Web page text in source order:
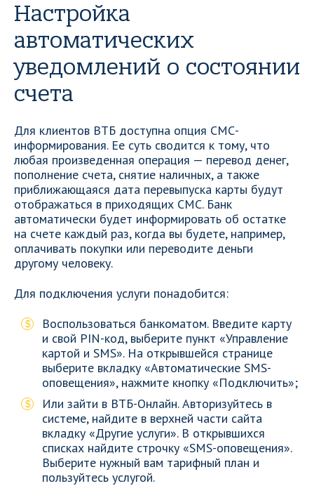
Настройка
автоматических
уведомлений о состоянии
счета
Для клиентов ВТБ доступна опция СМС-
информирования. Ее суть сводится к тому, что
любая произведенная операция — перевод денег,
пополнение счета, снятие наличных, а также
приближающаяся дата перевыпуска карты будут
отображаться в приходящих СМС. Банк
автоматически будет информировать об остатке
на счете каждый раз, когда вы будете, например,
оплачивать покупки или переводите деньги
другому человеку.
Для подключения услуги понадобится:
Воспользоваться банкоматом. Введите карту
и свой PIN-код, выберите пункт «Управление
картой и SMS». На открывшейся странице
выберите вкладку «Автоматические SMS-
оповещения», нажмите кнопку «Подключить»;
Или зайти в ВТБ-Онлайн. Авторизуйтесь в
системе, найдите в верхней части сайта
вкладку «Другие услуги». В открывшихся
списках найдите строчку «SMS-оповещения».
Выберите нужный вам тарифный план и
пользуйтесь услугой.